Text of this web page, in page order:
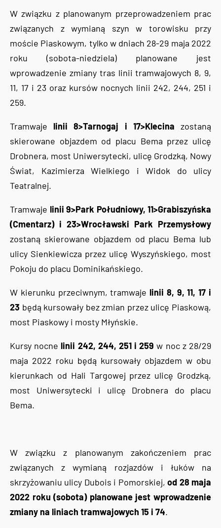
W związku z planowanym przeprowadzeniem prac
związanych z wymianą szyn w torowisku przy
moście Piaskowym, tylko w dniach 28-29 maja 2022
roku (sobota-niedziela) planowane jest
wprowadzenie zmiany tras linii tramwajowych 8, 9,
11, 17 i 23 oraz kursów nocnych linii 242, 244, 251 i
259.
Tramwaje linii 8>Tarnogaj i 17>Klecina zostaną
skierowane objazdem od placu Bema przez ulicę
Drobnera, most Uniwersytecki, ulicę Grodzką, Nowy
Świat, Kazimierza Wielkiego i Widok do ulicy
Teatralnej.
Tramwaje linii 9>Park Południowy, 11>Grabiszyńska
(Cmentarz) i 23>Wrocławski Park Przemysłowy
zostaną skierowane objazdem od placu Bema lub
ulicy Sienkiewicza przez ulicę Wyszyńskiego, most
Pokoju do placu Dominikańskiego.
W kierunku przeciwnym, tramwaje linii 8, 9, 11, 17 i
23 będą kursowały bez zmian przez ulicę Piaskową,
most Piaskowy i mosty Młyńskie.
Kursy nocne linii 242, 244, 251 i 259 w noc z 28/29
maja 2022 roku będą kursowały objazdem w obu
kierunkach od Hali Targowej przez ulicę Grodzką,
most Uniwersytecki i ulicę Drobnera do placu
Bema.
W związku z planowanym zakończeniem prac
związanych z wymianą rozjazdów i łuków na
skrzyżowaniu ulicy Dubois i Pomorskiej,od 28 maja
2022 roku (sobota) planowane jest wprowadzenie
zmiany na liniach tramwajowych 15 i 74.